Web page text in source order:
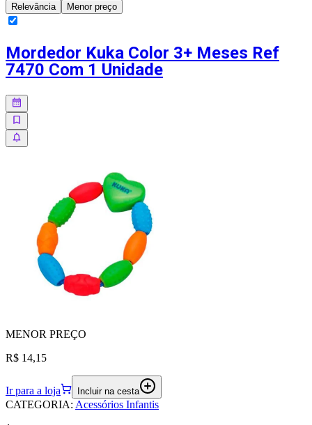
Relevância Menor preço
Mordedor Kuka Color 3+ Meses Ref
7470 Com 1 Unidade
MENOR PREÇO
R$ 14,15
Ir para a loja Incluir na cesta
CATEGORIA: Acessórios Infantis